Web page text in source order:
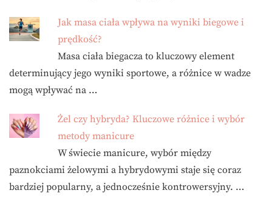
Jak masa ciała wpływa na wyniki biegowe i
prędkość?
Masa ciała biegacza to kluczowy element
determinujący jego wyniki sportowe, a różnice w wadze
mogą wpływać na …
Żel czy hybryda? Kluczowe różnice i wybór
metody manicure
W świecie manicure, wybór między
paznokciami żelowymi a hybrydowymi staje się coraz
bardziej popularny, a jednocześnie kontrowersyjny. …